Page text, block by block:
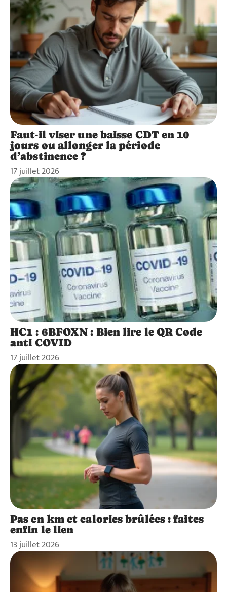
Faut-il viser une baisse CDT en 10
jours ou allonger la période
d’abstinence ?
17 juillet 2026
HC1 : 6BFOXN : Bien lire le QR Code
anti COVID
17 juillet 2026
Pas en km et calories brûlées : faites
enfin le lien
13 juillet 2026